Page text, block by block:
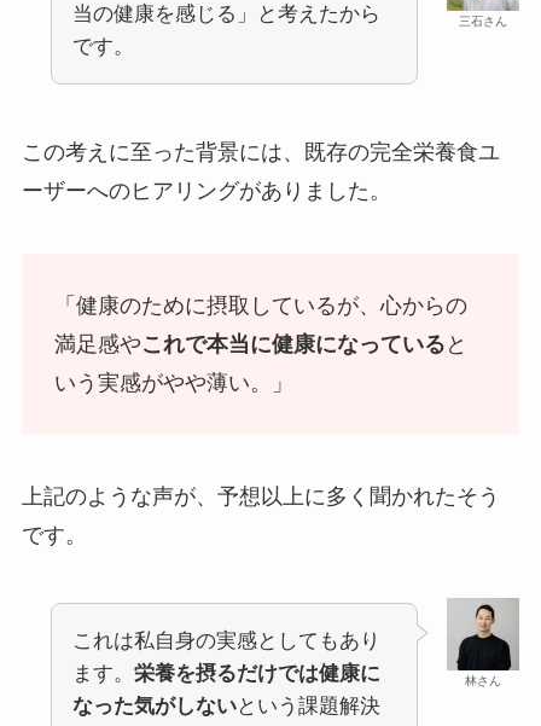
三石さん
当の健康を感じる」と考えたから
です。
この考えに至った背景には、既存の完全栄養食ユ
ーザーへのヒアリングがありました。
「健康のために摂取しているが、心からの
満足感やこれで本当に健康になっている と
いう実感がやや薄い。」
上記のような声が、予想以上に多く聞かれたそう
です。
林さん
これは私自身の実感としてもあり
ます。 栄養を摂るだけでは健康に
なった気がしないという課題解決